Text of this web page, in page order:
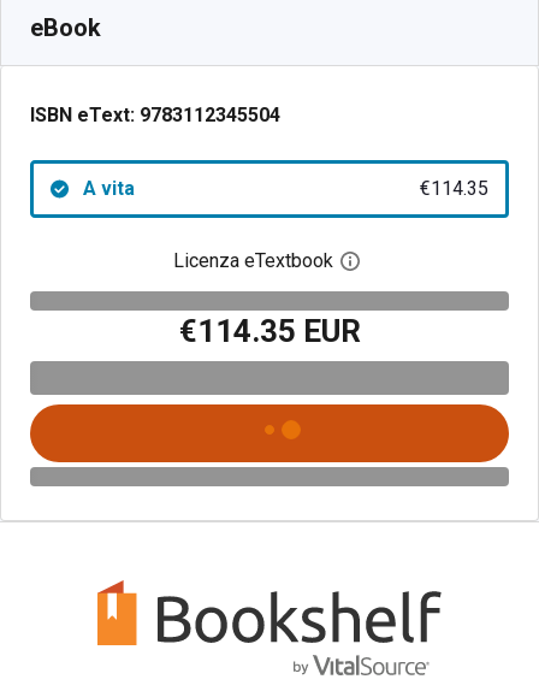
eBook
ISBN eText: 9783112345504
A vita €114.35
Licenza eTextbook Apri la finestra di
€114.35 EUR